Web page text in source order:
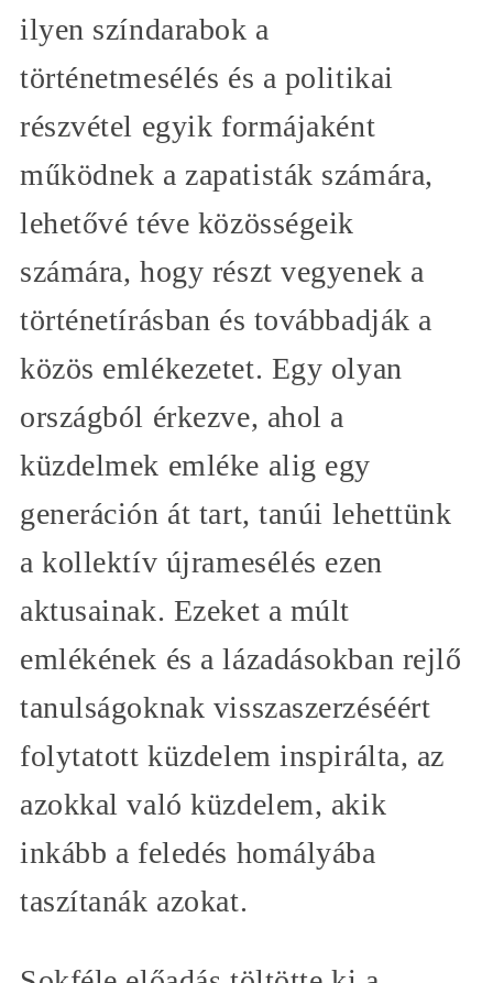
ilyen színdarabok a
történetmesélés és a politikai
részvétel egyik formájaként
működnek a zapatisták számára,
lehetővé téve közösségeik
számára, hogy részt vegyenek a
történetírásban és továbbadják a
közös emlékezetet. Egy olyan
országból érkezve, ahol a
küzdelmek emléke alig egy
generáción át tart, tanúi lehettünk
a kollektív újramesélés ezen
aktusainak. Ezeket a múlt
emlékének és a lázadásokban rejlő
tanulságoknak visszaszerzéséért
folytatott küzdelem inspirálta, az
azokkal való küzdelem, akik
inkább a feledés homályába
taszítanák azokat.